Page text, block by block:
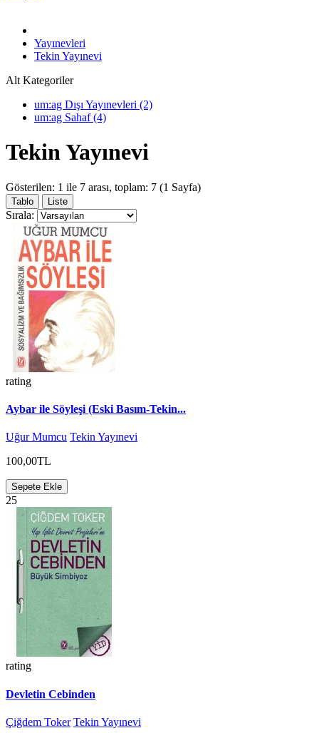
Yayınevleri
Tekin Yayınevi
Alt Kategoriler
um:ag Dışı Yayınevleri (2)
um:ag Sahaf (4)
Tekin Yayınevi
Gösterilen: 1 ile 7 arası, toplam: 7 (1 Sayfa)
Tablo Liste
Sırala:
rating
Aybar ile Söyleşi (Eski Basım-Tekin...
Uğur Mumcu Tekin Yayınevi
100,00TL
Sepete Ekle
25
rating
Devletin Cebinden
Çiğdem Toker Tekin Yayınevi